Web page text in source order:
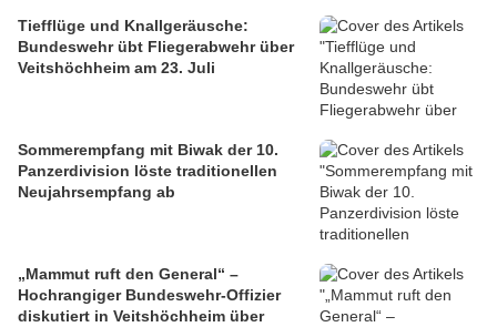
Tiefflüge und Knallgeräusche:
Bundeswehr übt Fliegerabwehr über
Veitshöchheim am 23. Juli
Sommerempfang mit Biwak der 10.
Panzerdivision löste traditionellen
Neujahrsempfang ab
„Mammut ruft den General“ –
Hochrangiger Bundeswehr-Offizier
diskutiert in Veitshöchheim über